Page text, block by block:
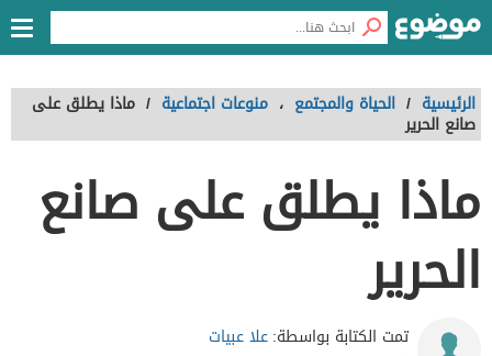
الرئيسية / الحياة والمجتمع ، منوعات اجتماعية / ماذا يطلق على
صانع الحرير
ماذا يطلق على صانع
الحرير
تمت الكتابة بواسطة:علا عبيات